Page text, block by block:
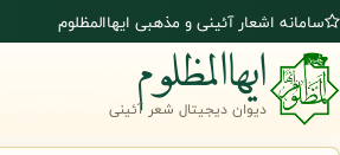
پرش به محتوای اصلی
سامانه اشعار آئینی و مذهبی ایهاالمظلوم
ایهاالمظلوم
دیوان دیجیتال شعر آئینی